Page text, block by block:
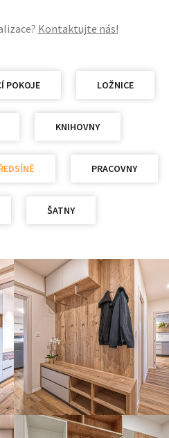
Kontaktujte nás!
POKOJE LOŽNICE
KNIHOVNY
PRACOVNY
ŠATNY